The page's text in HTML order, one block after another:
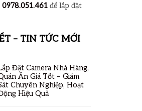
0978.051.461 để lắp đặt
– TIN TỨC MỚI
Đặt Camera Nhà Hàng,
Ăn Giá Tốt – Giám
Chuyên Nghiệp, Hoạt
Hiệu Quả